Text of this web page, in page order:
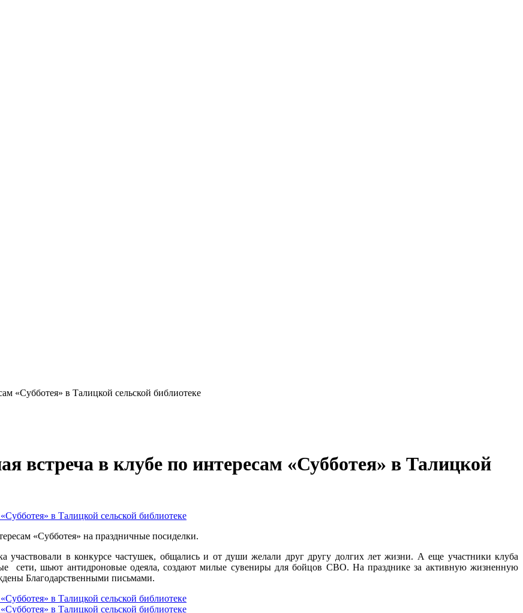
«Субботея» в Талицкой сельской библиотеке
встреча в клубе по интересам «Субботея» в Талицкой
«Субботея» на праздничные посиделки.
участвовали в конкурсе частушек, общались и от души желали друг другу долгих лет жизни. А еще участники клуба
сети, шьют антидроновые одеяла, создают милые сувениры для бойцов СВО. На празднике за активную жизненную
Благодарственными письмами.